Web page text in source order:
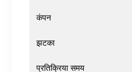
कंपन
झटका
प्रतिक्रिया समय